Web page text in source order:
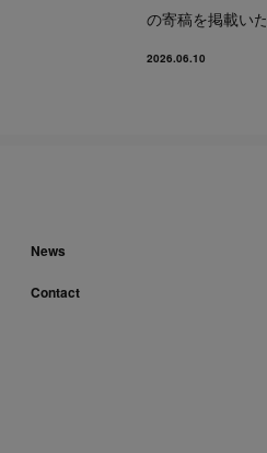
の寄稿を掲載い
2026.06.10
News
Contact